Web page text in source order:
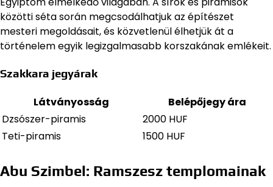
közötti séta során megcsodálhatjuk az építészet
mesteri megoldásait, és közvetlenül élhetjük át a
történelem egyik legizgalmasabb korszakának emlékeit.
Szakkara jegyárak
Látványosság
Belépőjegy ára
Dzsószer-piramis
2000 HUF
Teti-piramis
1500 HUF
Abu Szimbel: Ramszesz templomainak